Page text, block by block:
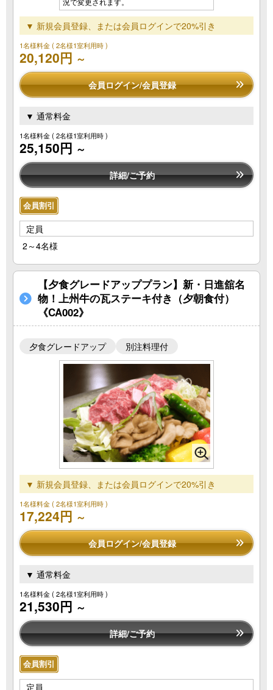
▼ 新規会員登録、または会員ログインで20%引き
1名様料金( 2名様1室利用時 )
20,120円 ～
会員ログイン/会員登録
▼ 通常料金
1名様料金( 2名様1室利用時 )
25,150円 ～
詳細/ご予約
会員割引
定員
2～4名様
【夕食グレードアッププラン】新・日進舘名
物！上州牛の瓦ステーキ付き（夕朝食付）
《CA002》
夕食グレードアップ 別注料理付
▼ 新規会員登録、または会員ログインで20%引き
1名様料金( 2名様1室利用時 )
17,224円 ～
会員ログイン/会員登録
▼ 通常料金
1名様料金( 2名様1室利用時 )
21,530円 ～
詳細/ご予約
会員割引
定員